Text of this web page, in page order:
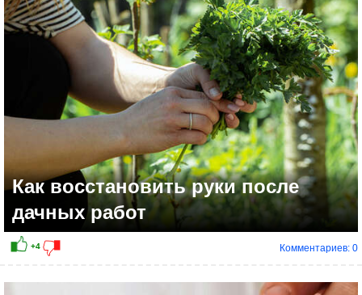
Как восстановить руки после
дачных работ
Комментариев: 0